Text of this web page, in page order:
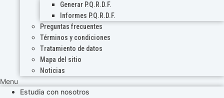
Generar P.Q.R.D.F.
Informes P.Q.R.D.F.
Preguntas frecuentes
Términos y condiciones
Tratamiento de datos
Mapa del sitio
Noticias
Menu
Estudia con nosotros